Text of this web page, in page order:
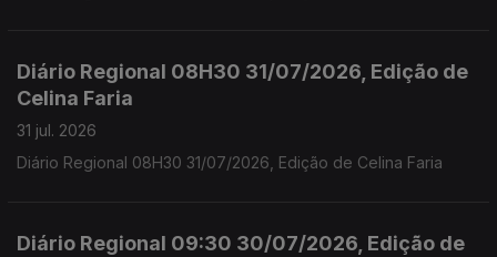
Diário Regional 08H30 31/07/2026, Edição de
Celina Faria
31 jul. 2026
Diário Regional 08H30 31/07/2026, Edição de Celina Faria
Diário Regional 09:30 30/07/2026, Edição de